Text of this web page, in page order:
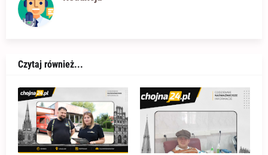
Czytaj również...